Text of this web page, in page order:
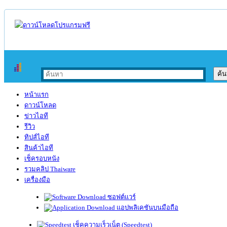
หน้าแรก
ดาวน์โหลด
ข่าวไอที
รีวิว
ทิปส์ไอที
สินค้าไอที
เช็ครอบหนัง
รวมคลิป Thaiware
เครื่องมือ
ซอฟต์แวร์
แอปพลิเคชันบนมือถือ
เช็คความเร็วเน็ต (Speedtest)